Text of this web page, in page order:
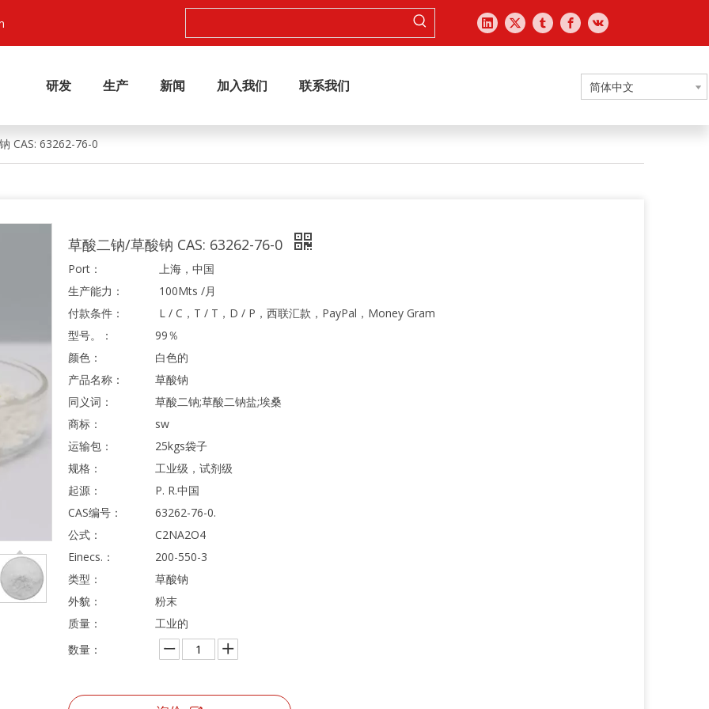
研发 生产 新闻 加入我们 联系我们 简体中文
CAS: 63262-76-0
草酸二钠/草酸钠 CAS: 63262-76-0
Port：
上海，中国
生产能力：
100Mts /月
付款条件：
L / C，T / T，D / P，西联汇款，PayPal，Money Gram
型号。：
99％
颜色：
白色的
产品名称：
草酸钠
同义词：
草酸二钠;草酸二钠盐;埃桑
商标：
sw
运输包：
25kgs袋子
规格：
工业级，试剂级
起源：
P. R.中国
CAS编号：
63262-76-0.
公式：
C2NA2O4
Einecs.：
200-550-3
类型：
草酸钠
外貌：
粉末
质量：
工业的
数量：